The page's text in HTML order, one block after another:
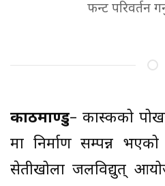
फन्ट परिवर्तन
काठमाण्डु– कास्कीको
मा निर्माण सम्पन्न
सेतीखोला जलविद्युत्